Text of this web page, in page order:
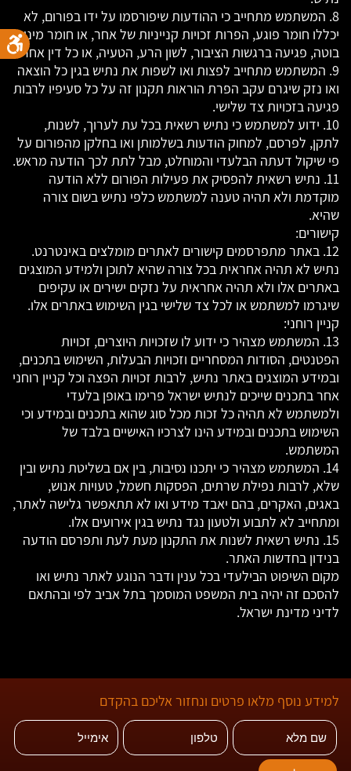
8. המשתמש מתחייב כי ההודעות שיפורסמו על ידו בפורום, לא
יכללו חומר פוגע, הפרות זכויות קנייניות של אחר, או חומר מיני
בוטה, פגיעה ברגשות הציבור, לשון הרע, הטעיה, או כל דין אחר.
9. המשתמש מתחייב לפצות ואו לשפות את נתיש בגין כל הוצאה
ואו נזק שיגרם עקב הפרת הוראות תקנון זה על כל סעיפיו לרבות
פגיעה בזכויות צד שלישי.
10. ידוע למשתמש כי נתיש רשאית בכל עת לערוך, לשנות,
לתקן, לפרסם, למחוק הודעות בשלמותן ואו בחלקן מהפורום על
פי שיקול דעתה הבלעדי והמוחלט, מבל לתת לכך הודעה מראש.
11. נתיש רשאית להפסיק את פעילות הפורום ללא הודעה
מוקדמת ולא תהיה טענה למשתמש כלפי נתיש בשום צורה
שהיא.
קישורים:
12. באתר מתפרסמים קישורים לאתרים מומלצים באינטרנט.
נתיש לא תהיה אחראית בכל צורה שהיא לתוכן ולמידע המוצגים
באתרים אלו ולא תהיה אחראית על נזקים ישירים או עקיפים
שיגרמו למשתמש או לכל צד שלישי בגין השימוש באתרים אלו.
קניין רוחני:
13. המשתמש מצהיר כי ידוע לו שזכויות היוצרים, זכויות
הפטנטים, הסודות המסחריים וזכויות הבעלות, השימוש בתכנים,
ובמידע המוצגים באתר נתיש, לרבות זכויות הפצה וכל קניין רוחני
אחר בתכנים שייכים לנתיש ישראל פרימו באופן בלעדי
ולמשתמש לא תהיה כל זכות מכל סוג שהוא בתכנים ובמידע וכי
השימוש בתכנים ובמידע הינו לצרכיו האישיים בלבד של
המשתמש.
14. המשתמש מצהיר כי יתכנו נסיבות, בין אם בשליטת נתיש ובין
שלא, לרבות נפילת שרתים, הפסקות חשמל, טעויות אנוש,
באגים, האקרים, בהם יאבד מידע ואו לא תתאפשר גלישה לאתר,
ומתחייב לא לתבוע ולטעון נגד נתיש בגין אירועים אלו.
15. נתיש רשאית לשנות את התקנון מעת לעת ותפרסם הודעה
בנידון בחדשות האתר.
מקום השיפוט הבילעדי בכל ענין ודבר הנוגע לאתר נתיש ואו
להסכם זה יהיה בית המשפט המוסמך בתל אביב לפי ובהתאם
לדיני מדינת ישראל.
למידע נוסף מלאו פרטים ונחזור אליכם בהקדם